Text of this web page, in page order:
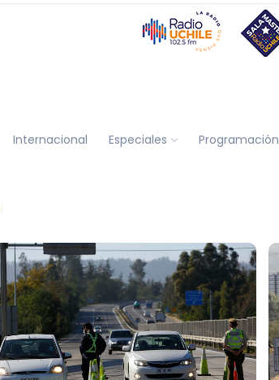
Internacional Especiales Programación